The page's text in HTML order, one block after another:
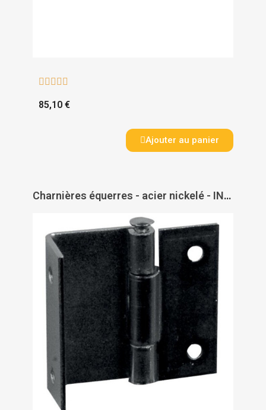
    
85,10 €
Ajouter au panier
Charnières équerres - acier nickelé - INTERGES